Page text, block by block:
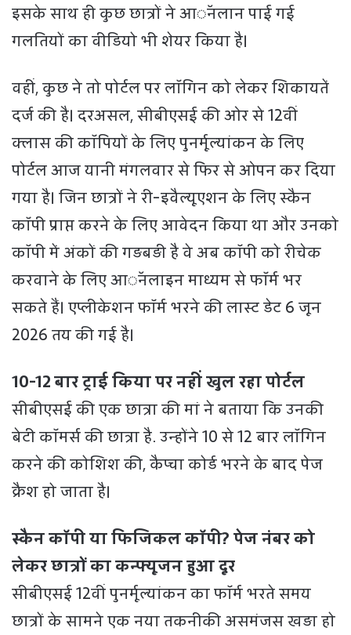
इसके साथ ही कुछ छात्रों ने आॅनलान पाई गई
गलतियों का वीडियो भी शेयर किया है।
वहीं, कुछ ने तो पोर्टल पर लॉगिन को लेकर शिकायतें
दर्ज की है। दरअसल, सीबीएसई की ओर से 12वीं
क्लास की कॉपियों के लिए पुनर्मूल्यांकन के लिए
पोर्टल आज यानी मंगलवार से फिर से ओपन कर दिया
गया है। जिन छात्रों ने री-इवैल्यूएशन के लिए स्कैन
कॉपी प्राप्त करने के लिए आवेदन किया था और उनको
कॉपी में अंकों की गड़बड़ी है वे अब कॉपी को रीचेक
करवाने के लिए आॅनलाइन माध्यम से फॉर्म भर
सकते हैं। एप्लीकेशन फॉर्म भरने की लास्ट डेट 6 जून
2026 तय की गई है।
10-12 बार ट्राई क‍िया पर नहीं खुल रहा पोर्टल
सीबीएसई की एक छात्रा की मां ने बताया कि उनकी
बेटी कॉमर्स की छात्रा है. उन्होंने 10 से 12 बार लॉग‍िन
करने की कोश‍िश की, कैप्चा कोर्ड भरने के बाद पेज
क्रैश हो जाता है।
स्कैन कॉपी या फिजिकल कॉपी? पेज नंबर को
लेकर छात्रों का कन्फ्यूजन हुआ दूर
सीबीएसई 12वीं पुनर्मूल्यांकन का फॉर्म भरते समय
छात्रों के सामने एक नया तकनीकी असमंजस खड़ा हो